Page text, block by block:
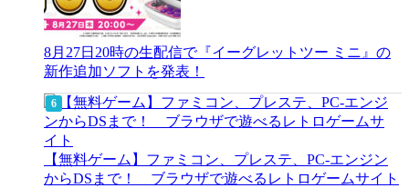
8月27日20時の生配信で『イーグレットツー ミニ』の
新作追加ソフトを発表！
【無料ゲーム】ファミコン、プレステ、PC-エンジン
からDSまで！ ブラウザで遊べるレトロゲームサイト